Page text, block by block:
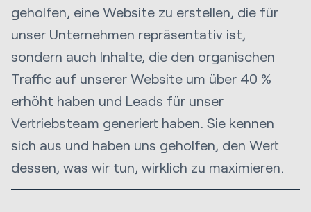
geholfen, eine Website zu erstellen, die für
unser Unternehmen repräsentativ ist,
sondern auch Inhalte, die den organischen
Traffic auf unserer Website um über 40 %
erhöht haben und Leads für unser
Vertriebsteam generiert haben. Sie kennen
sich aus und haben uns geholfen, den Wert
dessen, was wir tun, wirklich zu maximieren.